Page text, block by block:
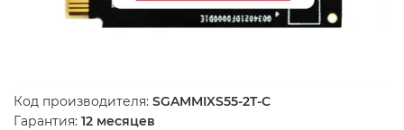
Код производителя: SGAMMIXS55-2T-C
Гарантия: 12 месяцев